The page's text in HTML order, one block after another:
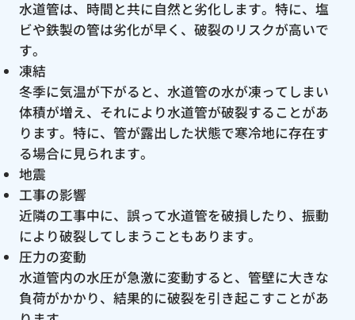
水道管は、時間と共に自然と劣化します。特に、塩
ビや鉄製の管は劣化が早く、破裂のリスクが高いで
す。
凍結
冬季に気温が下がると、水道管の水が凍ってしまい
体積が増え、それにより水道管が破裂することがあ
ります。特に、管が露出した状態で寒冷地に存在す
る場合に見られます。
地震
工事の影響
近隣の工事中に、誤って水道管を破損したり、振動
により破裂してしまうこともあります。
圧力の変動
水道管内の水圧が急激に変動すると、管壁に大きな
負荷がかかり、結果的に破裂を引き起こすことがあ